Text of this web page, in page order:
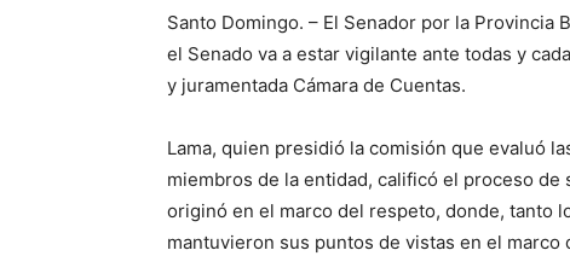
Santo Domingo. – El Senador por la Provincia
el Senado va a estar vigilante ante todas y
y juramentada Cámara de Cuentas.
Lama, quien presidió la comisión que evaluó
miembros de la entidad, calificó el proceso
originó en el marco del respeto, donde, tanto
mantuvieron sus puntos de vistas en el marco